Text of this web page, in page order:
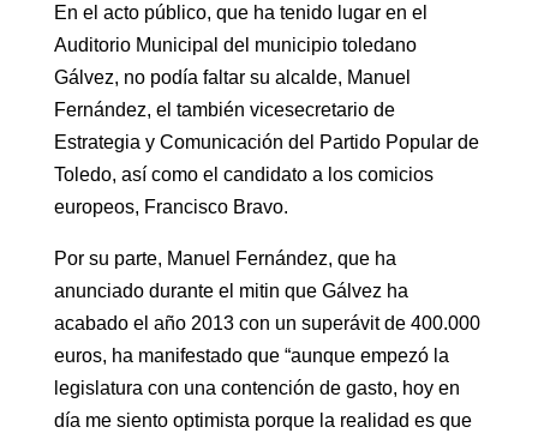
En el acto público, que ha tenido lugar en el
Auditorio Municipal del municipio toledano
Gálvez, no podía faltar su alcalde, Manuel
Fernández, el también vicesecretario de
Estrategia y Comunicación del Partido Popular de
Toledo, así como el candidato a los comicios
europeos, Francisco Bravo.
Por su parte, Manuel Fernández, que ha
anunciado durante el mitin que Gálvez ha
acabado el año 2013 con un superávit de 400.000
euros, ha manifestado que “aunque empezó la
legislatura con una contención de gasto, hoy en
día me siento optimista porque la realidad es que